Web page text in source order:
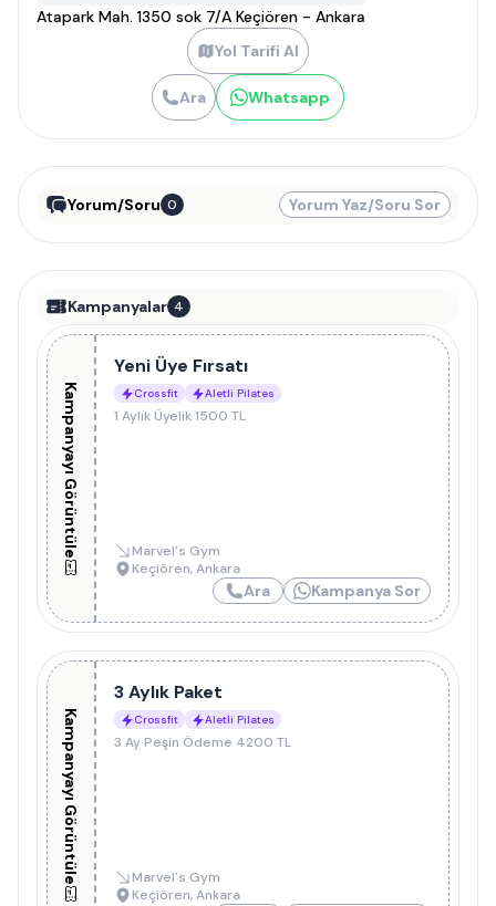
Atapark Mah. 1350 sok 7/A Keçiören - Ankara
Yol Tarifi Al
Ara Whatsapp
Yorum/Soru 0 Yorum Yaz/Soru Sor
Kampanyalar 4
Kampanyayı Görüntüle
Yeni Üye Fırsatı
Crossfit Aletli Pilates
1 Aylık Üyelik 1500 TL
Marvel's Gym
Keçiören,Ankara
Ara Kampanya Sor
Kampanyayı Görüntüle
3 Aylık Paket
Crossfit Aletli Pilates
3 Ay Peşin Ödeme 4200 TL
Marvel's Gym
Keçiören,Ankara